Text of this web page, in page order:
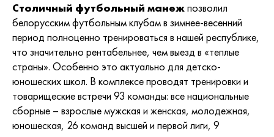
Столичный футбольный манежпозволил
белорусским футбольным клубам в зимнее-весенний
период полноценно тренироваться в нашей республике,
что значительно рентабельнее, чем выезд в «теплые
страны». Особенно это актуально для детско-
юношеских школ. В комплексе проводят тренировки и
товарищеские встречи 93 команды: все национальные
сборные – взрослые мужская и женская, молодежная,
юношеская, 26 команд высшей и первой лиги, 9